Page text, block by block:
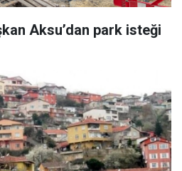
Aksu’dan park isteği